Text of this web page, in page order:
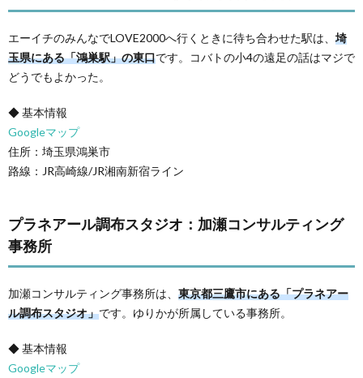
エーイチのみんなでLOVE2000へ行くときに待ち合わせた駅は、 埼
玉県にある「鴻巣駅」の東口です。コバトの小4の遠足の話はマジで
どうでもよかった。
◆ 基本情報
Googleマップ
住所：埼玉県鴻巣市
路線：JR高崎線/JR湘南新宿ライン
プラネアール調布スタジオ：加瀬コンサルティング
事務所
加瀬コンサルティング事務所は、 東京都三鷹市にある「プラネアー
ル調布スタジオ」です。ゆりかが所属している事務所。
◆ 基本情報
Googleマップ